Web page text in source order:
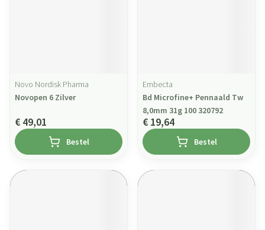
Novo Nordisk Pharma
Novopen 6 Zilver
€ 49,01
Bestel
Embecta
Bd Microfine+ Pennaald Tw
8,0mm 31g 100 320792
€ 19,64
Bestel